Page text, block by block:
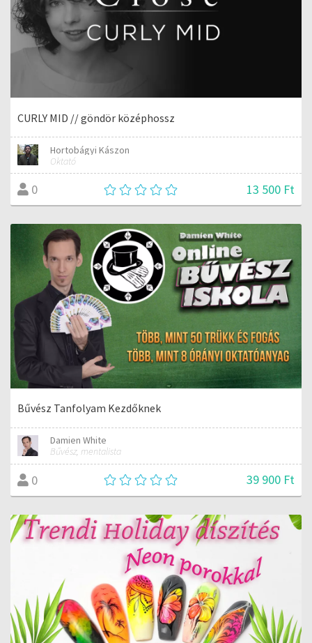
CURLY MID // göndör középhossz
Hortobágyi Kászon
Oktató
0 13 500 Ft
Bűvész Tanfolyam Kezdőknek
Damien White
Bűvész, mentalista
0 39 900 Ft